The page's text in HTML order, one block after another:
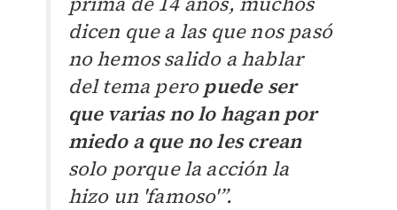
dicen que a las que nos pasó
no hemos salido a hablar
del tema pero puede ser
que varias no lo hagan por
miedo a que no les crean
solo porque la acción la
hizo un 'famoso'”.